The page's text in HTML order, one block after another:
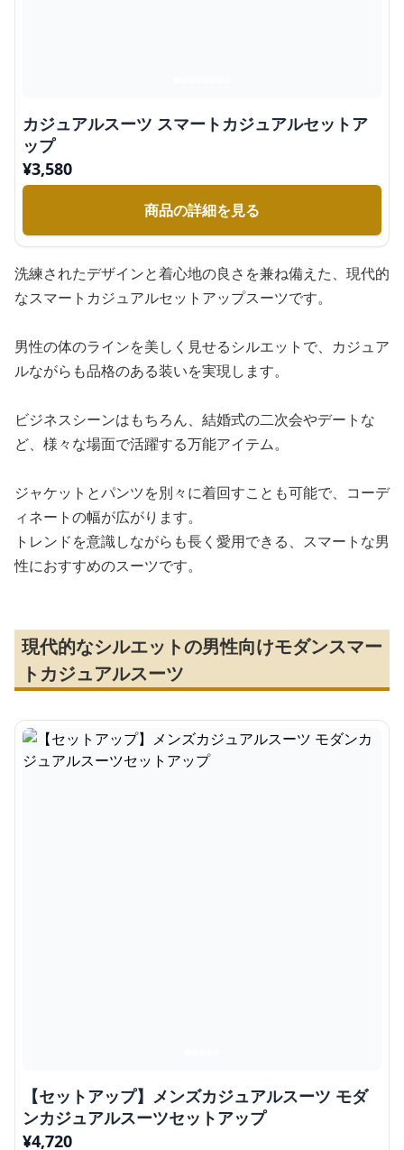
カジュアルスーツ スマートカジュアルセットア
ップ
¥3,580
商品の詳細を見る
洗練されたデザインと着心地の良さを兼ね備えた、現代的
なスマートカジュアルセットアップスーツです。
男性の体のラインを美しく見せるシルエットで、カジュア
ルながらも品格のある装いを実現します。
ビジネスシーンはもちろん、結婚式の二次会やデートな
ど、様々な場面で活躍する万能アイテム。
ジャケットとパンツを別々に着回すことも可能で、コーデ
ィネートの幅が広がります。
トレンドを意識しながらも長く愛用できる、スマートな男
性におすすめのスーツです。
現代的なシルエットの男性向けモダンスマー
トカジュアルスーツ
【セットアップ】メンズカジュアルスーツ モダ
ンカジュアルスーツセットアップ
¥4,720